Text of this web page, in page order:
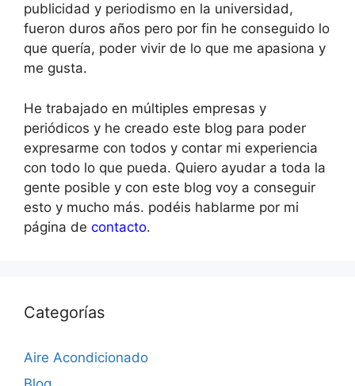
publicidad y periodismo en la universidad,
fueron duros años pero por fin he conseguido lo
que quería, poder vivir de lo que me apasiona y
me gusta.
He trabajado en múltiples empresas y
periódicos y he creado este blog para poder
expresarme con todos y contar mi experiencia
con todo lo que pueda. Quiero ayudar a toda la
gente posible y con este blog voy a conseguir
esto y mucho más. podéis hablarme por mi
página de contacto.
Categorías
Aire Acondicionado